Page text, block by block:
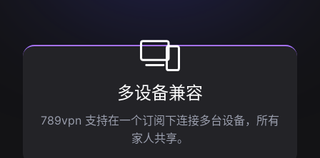
多设备兼容
789vpn 支持在一个订阅下连接多台设备，所有
家人共享。